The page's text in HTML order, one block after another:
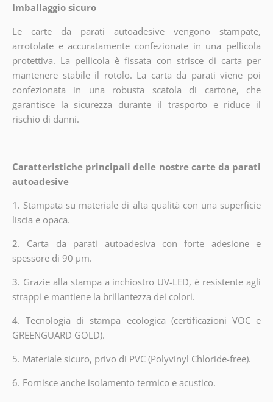
Imballaggio sicuro
Le carte da parati autoadesive vengono stampate,
arrotolate e accuratamente confezionate in una pellicola
protettiva. La pellicola è fissata con strisce di carta per
mantenere stabile il rotolo. La carta da parati viene poi
confezionata in una robusta scatola di cartone, che
garantisce la sicurezza durante il trasporto e riduce il
rischio di danni.
Caratteristiche principali delle nostre carte da parati
autoadesive
1. Stampata su materiale di alta qualità con una superficie
liscia e opaca.
2. Carta da parati autoadesiva con forte adesione e
spessore di 90 µm.
3. Grazie alla stampa a inchiostro UV-LED, è resistente agli
strappi e mantiene la brillantezza dei colori.
4.Tecnologia di stampa ecologica (certificazioni VOC e
GREENGUARD GOLD).
5. Materiale sicuro, privo di PVC (Polyvinyl Chloride-free).
6. Fornisce anche isolamento termico e acustico.